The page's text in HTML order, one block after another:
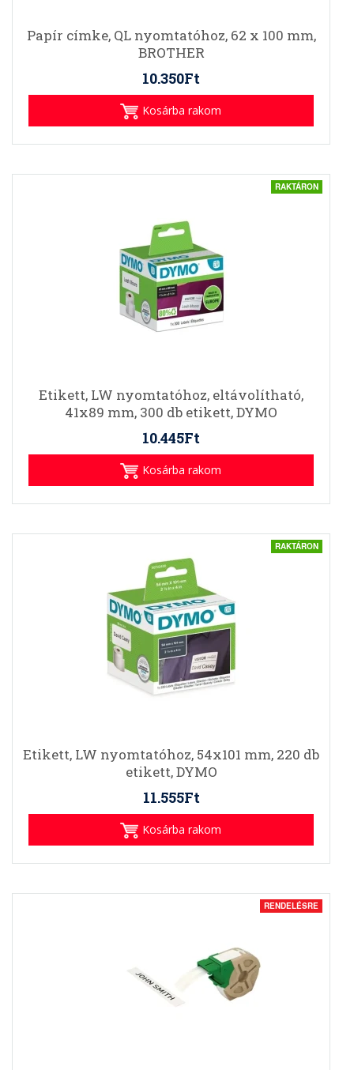
Papír címke, QL nyomtatóhoz, 62 x 100 mm,
BROTHER
10.350Ft
Kosárba rakom
RAKTÁRON
Etikett, LW nyomtatóhoz, eltávolítható,
41x89 mm, 300 db etikett, DYMO
10.445Ft
Kosárba rakom
RAKTÁRON
Etikett, LW nyomtatóhoz, 54x101 mm, 220 db
etikett, DYMO
11.555Ft
Kosárba rakom
RENDELÉSRE